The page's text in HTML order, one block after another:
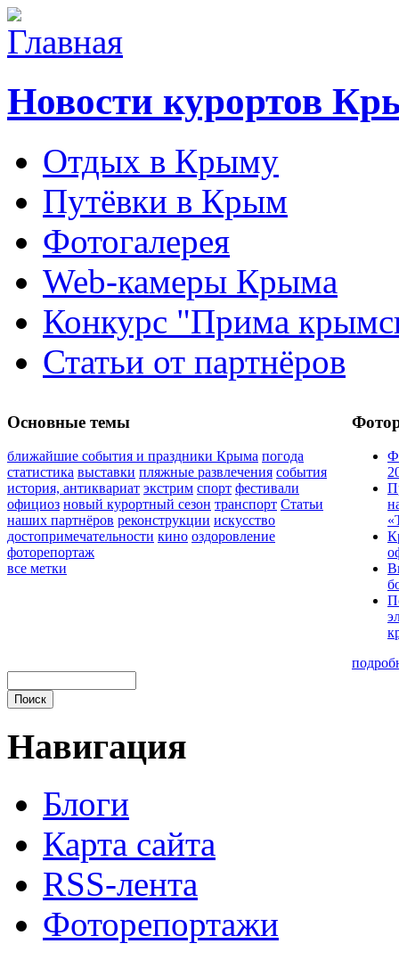
Новости курортов
Отдых в Крыму
Путёвки в Крым
Фотогалерея
Web-камеры Крыма
Конкурс "Прима
Статьи от партнёров
Основные темы
ближайшие события и праздники Крыма погода
статистика выставки пляжные развлечения события
история, антиквариат экстрим спорт фестивали
официоз новый курортный сезон транспорт Статьи
наших партнёров реконструкции искусство
достопримечательности кино оздоровление
фоторепортаж
все метки
Навигация
Блоги
Карта сайта
RSS-лента
Фоторепортажи